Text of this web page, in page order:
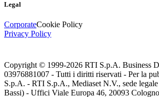
Legal
CorporateCookie Policy
Privacy Policy
Copyright © 1999-2026 RTI S.p.A. Business
03976881007 - Tutti i diritti riservati - Per la
S.p.A. - RTI S.p.A., Mediaset N.V., sede legale
Bassi) - Uffici Viale Europa 46, 20093